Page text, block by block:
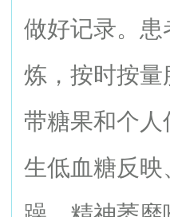
做好记录。
炼，按时按
带糖果和个
生低血糖反